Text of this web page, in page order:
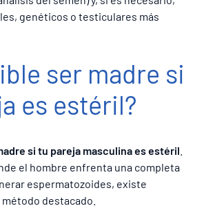
genéticos o testiculares más
ser madre si
es estéril?
si tu pareja masculina es estéril
el hombre enfrenta una completa
espermatozoides, existe
destacado.